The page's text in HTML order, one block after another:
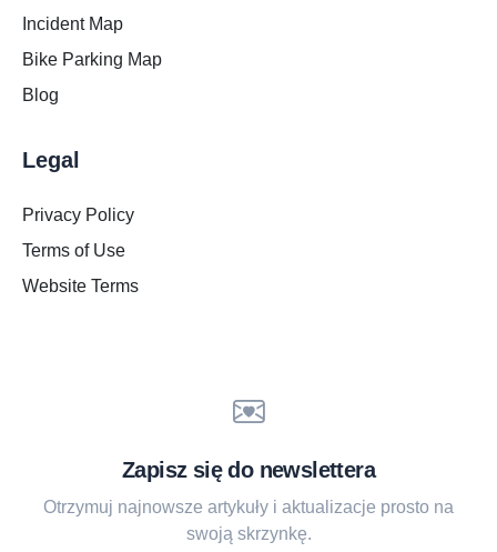
Incident Map
Bike Parking Map
Blog
Legal
Privacy Policy
Terms of Use
Website Terms
Zapisz się do newslettera
Otrzymuj najnowsze artykuły i aktualizacje prosto na
swoją skrzynkę.